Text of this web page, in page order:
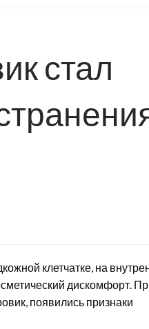
стал
клетчатке, на
дискомфорт.
появились признаки